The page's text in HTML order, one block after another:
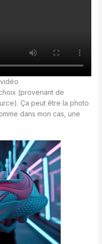
(provenant de
Ça peut être la photo
dans mon cas, une